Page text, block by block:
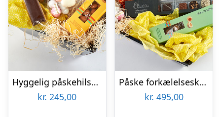
Hyggelig påskehilsen – Send blomster med Bloomit
kr. 245,00
Påske forkælelseskurv – Send blomster med Bloomit
kr. 495,00